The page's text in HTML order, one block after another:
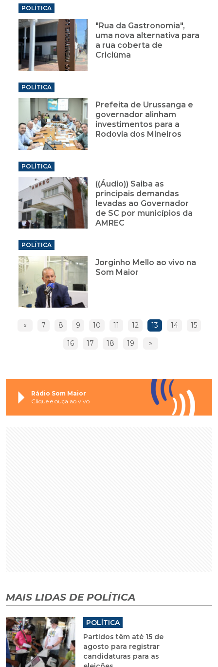
POLÍTICA
"Rua da Gastronomia",
uma nova alternativa para
a rua coberta de
Criciúma
POLÍTICA
Prefeita de Urussanga e
governador alinham
investimentos para a
Rodovia dos Mineiros
POLÍTICA
((Áudio)) Saiba as
principais demandas
levadas ao Governador
de SC por municípios da
AMREC
POLÍTICA
Jorginho Mello ao vivo na
Som Maior
« 7 8 9 10 11 12 13 14 15
16 17 18 19 »
Rádio Som Maior
Clique e ouça ao vivo
MAIS LIDAS DE POLÍTICA
POLÍTICA
Partidos têm até 15 de
agosto para registrar
candidaturas para as